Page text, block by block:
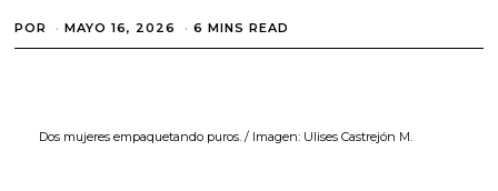
POR MAYO 16, 2026
M
2
6 MINS READ
Dos mujeres empaquetando puros. / Imagen: Ulises Castrejón M.